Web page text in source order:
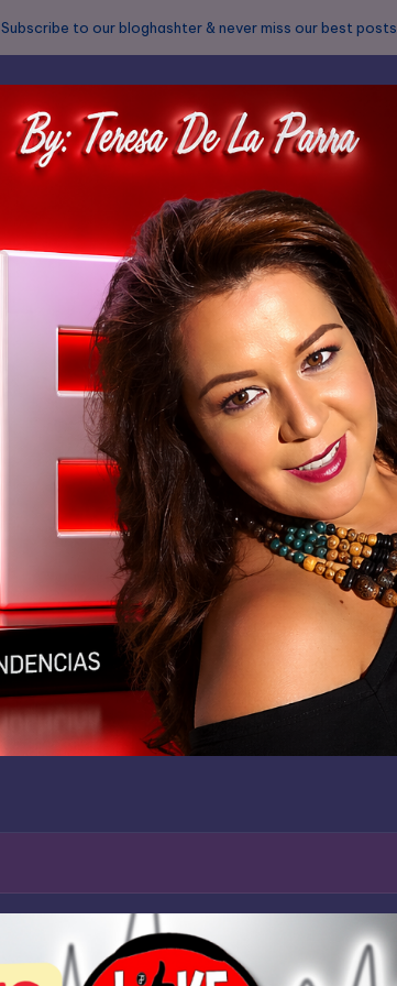
Subscribe to our bloghashter & never miss our best posts.